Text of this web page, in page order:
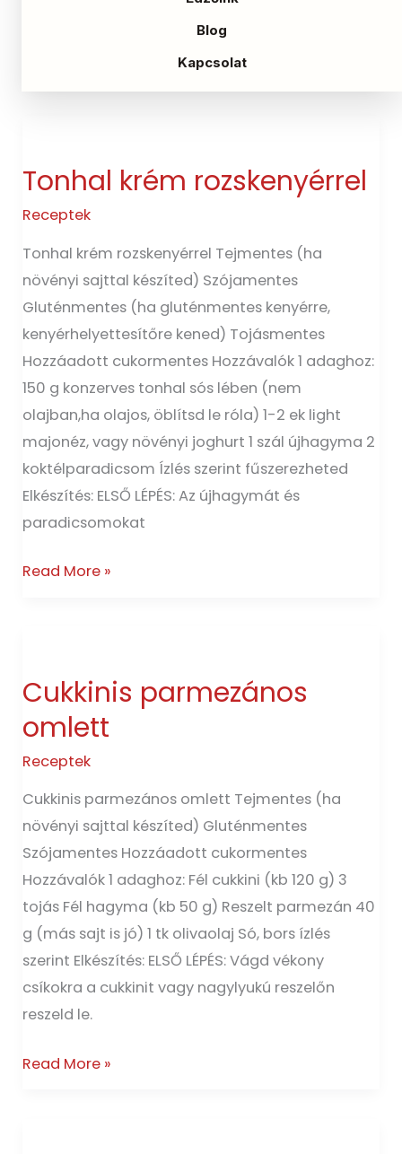
Blog
Kapcsolat
Tonhal krém rozskenyérrel
Receptek
Tonhal krém rozskenyérrel Tejmentes (ha
növényi sajttal készíted) Szójamentes
Gluténmentes (ha gluténmentes kenyérre,
kenyérhelyettesítőre kened) Tojásmentes
Hozzáadott cukormentes Hozzávalók 1 adaghoz:
150 g konzerves tonhal sós lében (nem
olajban,ha olajos, öblítsd le róla) 1-2 ek light
majonéz, vagy növényi joghurt 1 szál újhagyma 2
koktélparadicsom Ízlés szerint fűszerezheted
Elkészítés: ELSŐ LÉPÉS: Az újhagymát és
paradicsomokat
rozskenyérrel
Read More »
Cukkinis parmezános
omlett
Receptek
Cukkinis parmezános omlett Tejmentes (ha
növényi sajttal készíted) Gluténmentes
Szójamentes Hozzáadott cukormentes
Hozzávalók 1 adaghoz: Fél cukkini (kb 120 g) 3
tojás Fél hagyma (kb 50 g) Reszelt parmezán 40
g (más sajt is jó) 1 tk olivaolaj Só, bors ízlés
szerint Elkészítés: ELSŐ LÉPÉS: Vágd vékony
csíkokra a cukkinit vagy nagylyukú reszelőn
reszeld le.
omlett
Read More »